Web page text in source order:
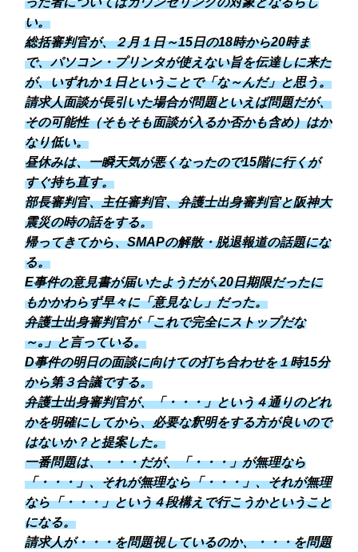
い。
総括審判官が、２月１日～15日の18時から20時ま
で、パソコン・プリンタが使えない旨を伝達しに来た
が、いずれか１日ということで「な～んだ」と思う。
請求人面談が長引いた場合が問題といえば問題だが、
その可能性（そもそも面談が入るか否かも含め）はか
なり低い。
昼休みは、一瞬天気が悪くなったので15階に行くが
すぐ持ち直す。
部長審判官、主任審判官、弁護士出身審判官と阪神大
震災の時の話をする。
帰ってきてから、SMAPの解散・脱退報道の話題にな
る。
E事件の意見書が届いたようだが､20日期限だったに
もかかわらず早々に「意見なし」だった。
弁護士出身審判官が「これで完全にストップだな
～｡」と言っている。
D事件の明日の面談に向けての打ち合わせを１時15分
から第３合議でする。
弁護士出身審判官が、「・・・」という４通りのどれ
かを明確にしてから、必要な釈明をする方が良いので
はないか？と提案した。
一番問題は、・・・だが、「・・・」が無理なら
「・・・」、それが無理なら「・・・」、それが無理
なら「・・・」という４段構えで行こうかということ
になる。
請求人が・・・を問題視しているのか、・・・を問題